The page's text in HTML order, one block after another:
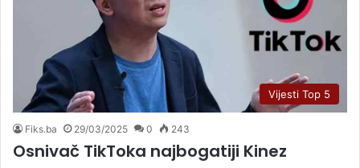
Vijesti Top 5
Fiks.ba 29/03/2025 0 243
Osnivač TikToka najbogatiji Kinez